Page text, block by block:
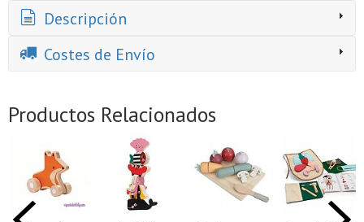
Descripción
Costes de Envío
Productos Relacionados